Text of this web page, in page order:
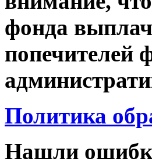
фонда
попечителей
Политика
Нашли